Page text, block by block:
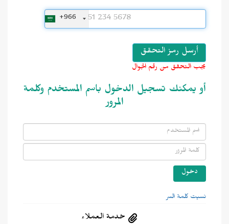
+966
يجب التحقق من رقم الجوال
أو يمكنك تسجيل الدخول باسم المستخدم وكلمة
المرور
نسيت كلمة السر
خدمة العملاء